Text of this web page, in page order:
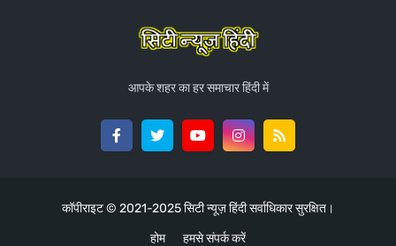
आपके शहर का हर समाचार हिंदी में
कॉपीराइट © 2021-2025सिटी न्यूज़ हिंदीसर्वाधिकार सुरक्षित।
होम
हमसे संपर्क करें